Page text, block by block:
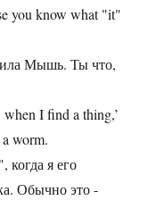
you know what "it"
Мышь. Ты что,
I find a thing,’
worm.
когда я его
Обычно это -